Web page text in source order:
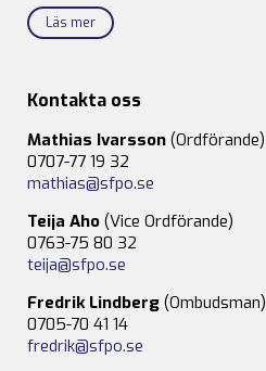
Läs mer
Kontakta oss
Mathias Ivarsson (Ordförande)
0707-77 19 32
mathias@sfpo.se
Teija Aho (Vice Ordförande)
0763-75 80 32
teija@sfpo.se
Fredrik Lindberg (Ombudsman)
0705-70 41 14
fredrik@sfpo.se